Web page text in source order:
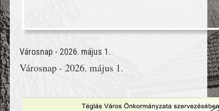
Városnap - 2026. május 1.
Városnap - 2026. május 1.